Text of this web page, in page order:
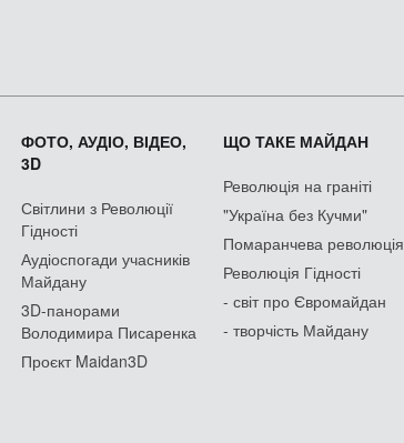
ФОТО, АУДІО, ВІДЕО,
3D
Світлини з Революції
Гідності
Аудіоспогади учасників
Майдану
3D-панорами
Володимира Писаренка
Проєкт Maidan3D
ЩО ТАКЕ МАЙДАН
Революція на граніті
"Україна без Кучми"
Помаранчева революція
Революція Гідності
- світ про Євромайдан
- творчість Майдану